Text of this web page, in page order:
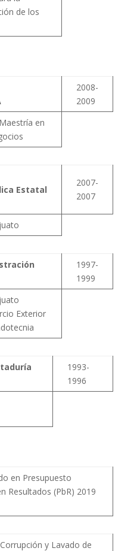
de los
2008-
2009
en
Estatal
2007-
2007
1997-
1999
Exterior
1993-
1996
en Presupuesto
Resultados (PbR) 2019
Corrupción y Lavado de